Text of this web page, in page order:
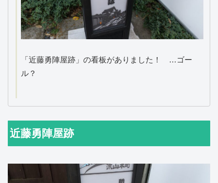
「近藤勇陣屋跡」の看板がありました！ …ゴー
ル？
近藤勇陣屋跡